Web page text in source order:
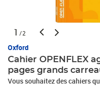
1 /2
Oxford
Cahier OPENFLEX
pages grands
Vous souhaitez des cahiers